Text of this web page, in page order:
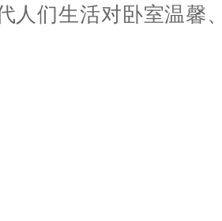
人们生活对卧室温馨